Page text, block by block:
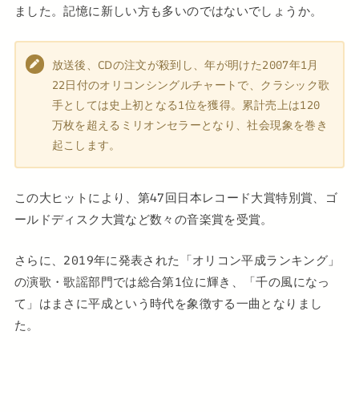
ました。記憶に新しい方も多いのではないでしょうか。
放送後、CDの注文が殺到し、年が明けた2007年1月
22日付のオリコンシングルチャートで、クラシック歌
手としては史上初となる1位を獲得。累計売上は120
万枚を超えるミリオンセラーとなり、社会現象を巻き
起こします。
この大ヒットにより、第47回日本レコード大賞特別賞、ゴ
ールドディスク大賞など数々の音楽賞を受賞。
さらに、2019年に発表された「オリコン平成ランキング」
の演歌・歌謡部門では総合第1位に輝き、「千の風になっ
て」はまさに平成という時代を象徴する一曲となりまし
た。